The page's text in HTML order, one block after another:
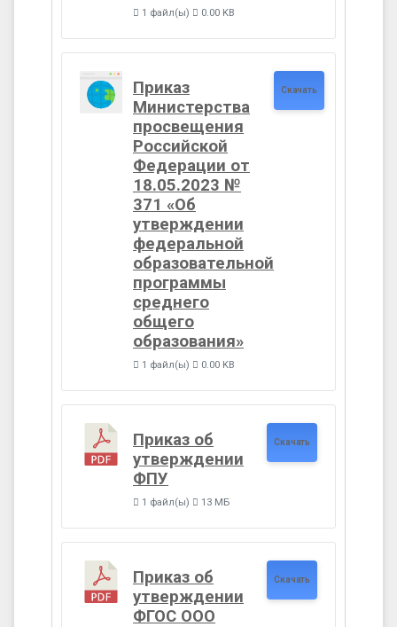
1 файл(ы) 0.00 KB
Приказ
Министерства
просвещения
Российской
Федерации от
18.05.2023 №
371 «Об
утверждении
федеральной
образовательной
программы
среднего
общего
образования»
1 файл(ы) 0.00 KB
Скачать
Приказ об
утверждении
ФПУ
1 файл(ы) 13 МБ
Скачать
Приказ об
утверждении
ФГОС ООО
Скачать